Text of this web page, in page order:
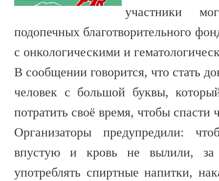
участники
подопечных благотворительного
с онкологическими и
В сообщении говорится, что стать
человек с большой буквы,
потратить своё время, чтобы спасти
Организаторы предупредили:
впустую и кровь не вылили, за
употреблять спиртные напитки,